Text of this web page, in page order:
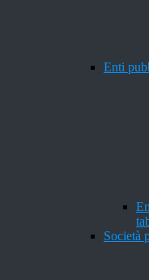
Enti
Società